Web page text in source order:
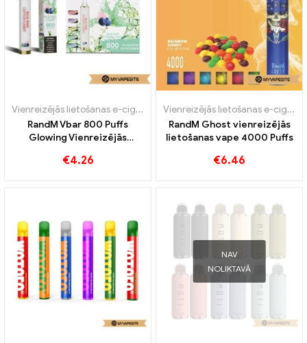
Vienreizējās lietošanas e-cigaretes
RandM Vbar 800 Puffs
Glowing Vienreizējās
€4.26
Vienreizējās lietošanas e-cigaretes
RandM Ghost vienreizējās
lietošanas vape 4000 Puffs
€6.46
NAV
NOLIKTAVĀ